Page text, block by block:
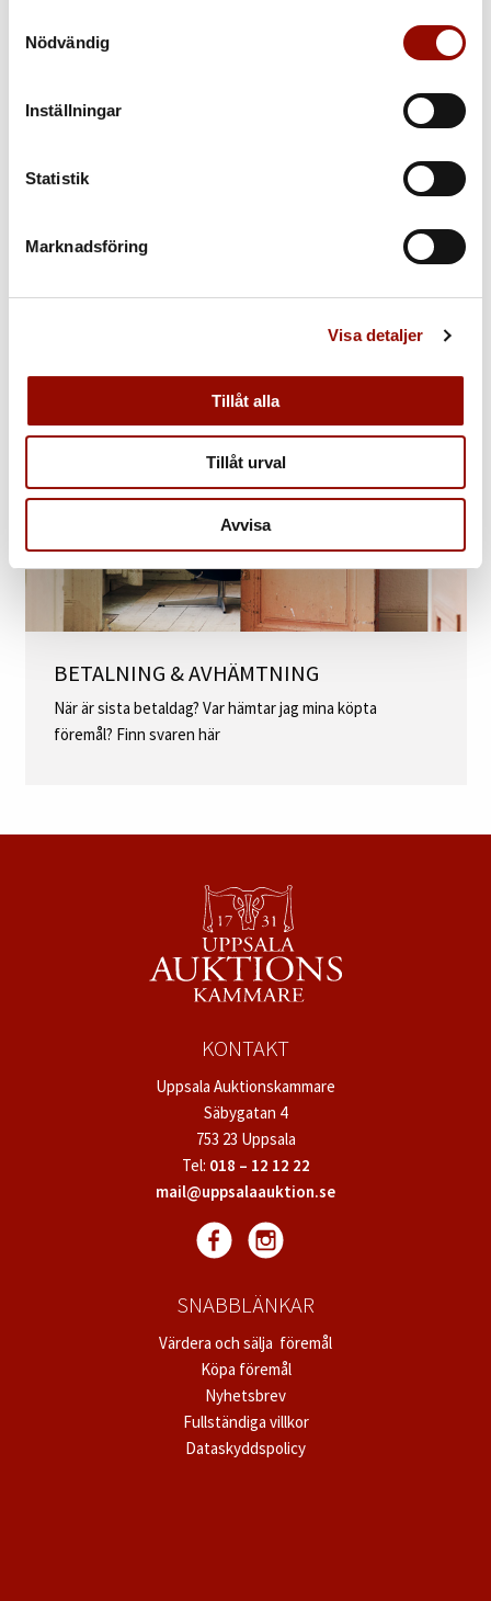
Nödvändig
Inställningar
Statistik
Marknadsföring
Visa detaljer
Tillåt alla
Tillåt urval
Avvisa
ATT BJUDA PÅ AUKTION
BETALNING & AVHÄMTNING
När är sista betaldag? Var hämtar jag mina köpta
föremål? Finn svaren här
KONTAKT
Uppsala Auktionskammare
Säbygatan 4
753 23 Uppsala
Tel: 018 – 12 12 22
mail@uppsalaauktion.se
SNABBLÄNKAR
Värdera och sälja föremål
Köpa föremål
Nyhetsbrev
Fullständiga villkor
Dataskyddspolicy